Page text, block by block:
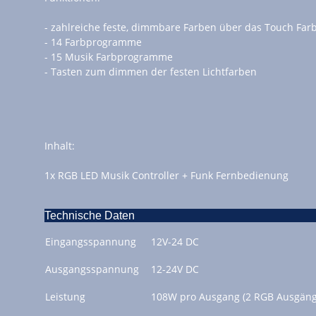
- zahlreiche feste, dimmbare Farben über das Touch
- 14 Farbprogramme
- 15 Musik Farbprogramme
- Tasten zum dimmen der festen Lichtfarben
Inhalt:
1x RGB LED Musik Controller + Funk Fernbedienung
Technische Daten
Eingangsspannung 12V-24 DC
Ausgangsspannung 12-24V DC
Leistung 108W pro Ausgang (2 RGB